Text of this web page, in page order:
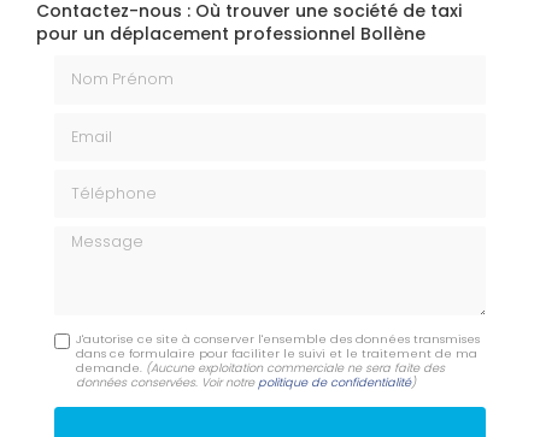
Contactez-nous : Où trouver une société de taxi
pour un déplacement professionnel Bollène
Message
J'autorise ce site à conserver l'ensemble des données transmises
dans ce formulaire pour faciliter le suivi et le traitement de ma
demande. (Aucune exploitation commerciale ne sera faite des
données conservées. Voir notrepolitique de confidentialité)